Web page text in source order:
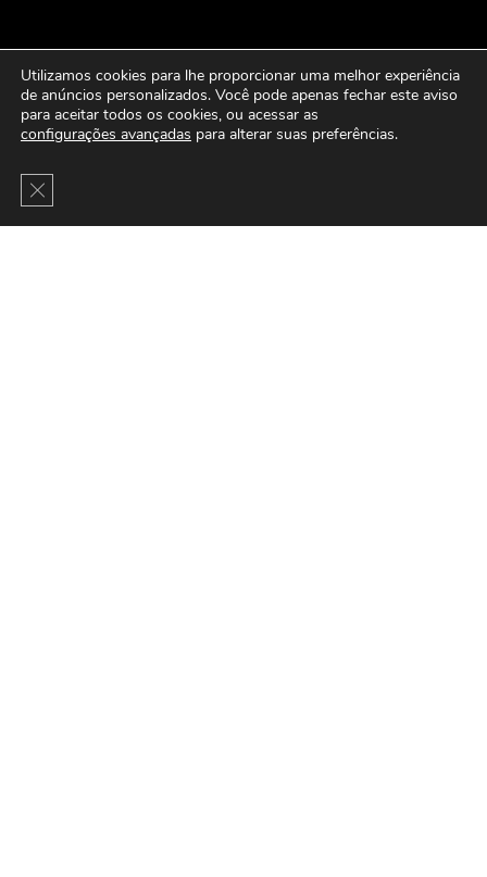
Utilizamos cookies para lhe proporcionar uma melhor experiência
de anúncios personalizados. Você pode apenas fechar este aviso
para aceitar todos os cookies, ou acessar as
configurações avançadas para alterar suas preferências.
Close GDPR Cookie Banner